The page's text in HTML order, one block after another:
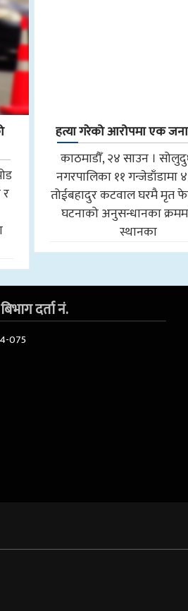
हत्या गरेको आरोपमा एक
काठमाडौँ, २४ साउन ।
नगरपालिका ११ गन्जेडाँडामा
तोईबहादुर कटवाल घरमै मृत
घटनाको अनुसन्धानका
स्थानका
दर्ता नं.
075